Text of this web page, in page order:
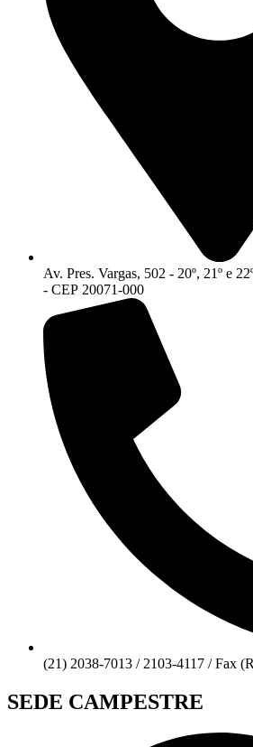
Av. Pres. Vargas, 502 - 20º, 21º e
- CEP 20071-000
(21) 2038-7013 / 2103-4117 / Fax
SEDE CAMPESTRE